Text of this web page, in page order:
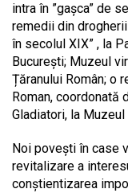
intra în ”gașca” de
remedii din
în secolul XIX” , la
București; Muzeul
Țăranului Român; o
Roman, coordonată
Gladiatori, la Muzeul
Noi povești în case
revitalizare a
conștientizarea